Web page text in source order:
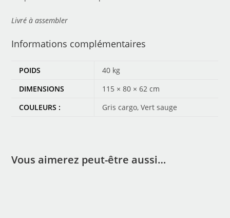
Livré à assembler
Informations complémentaires
POIDS
40 kg
DIMENSIONS
115 × 80 × 62 cm
COULEURS :
Gris cargo, Vert sauge
Vous aimerez peut-être aussi…